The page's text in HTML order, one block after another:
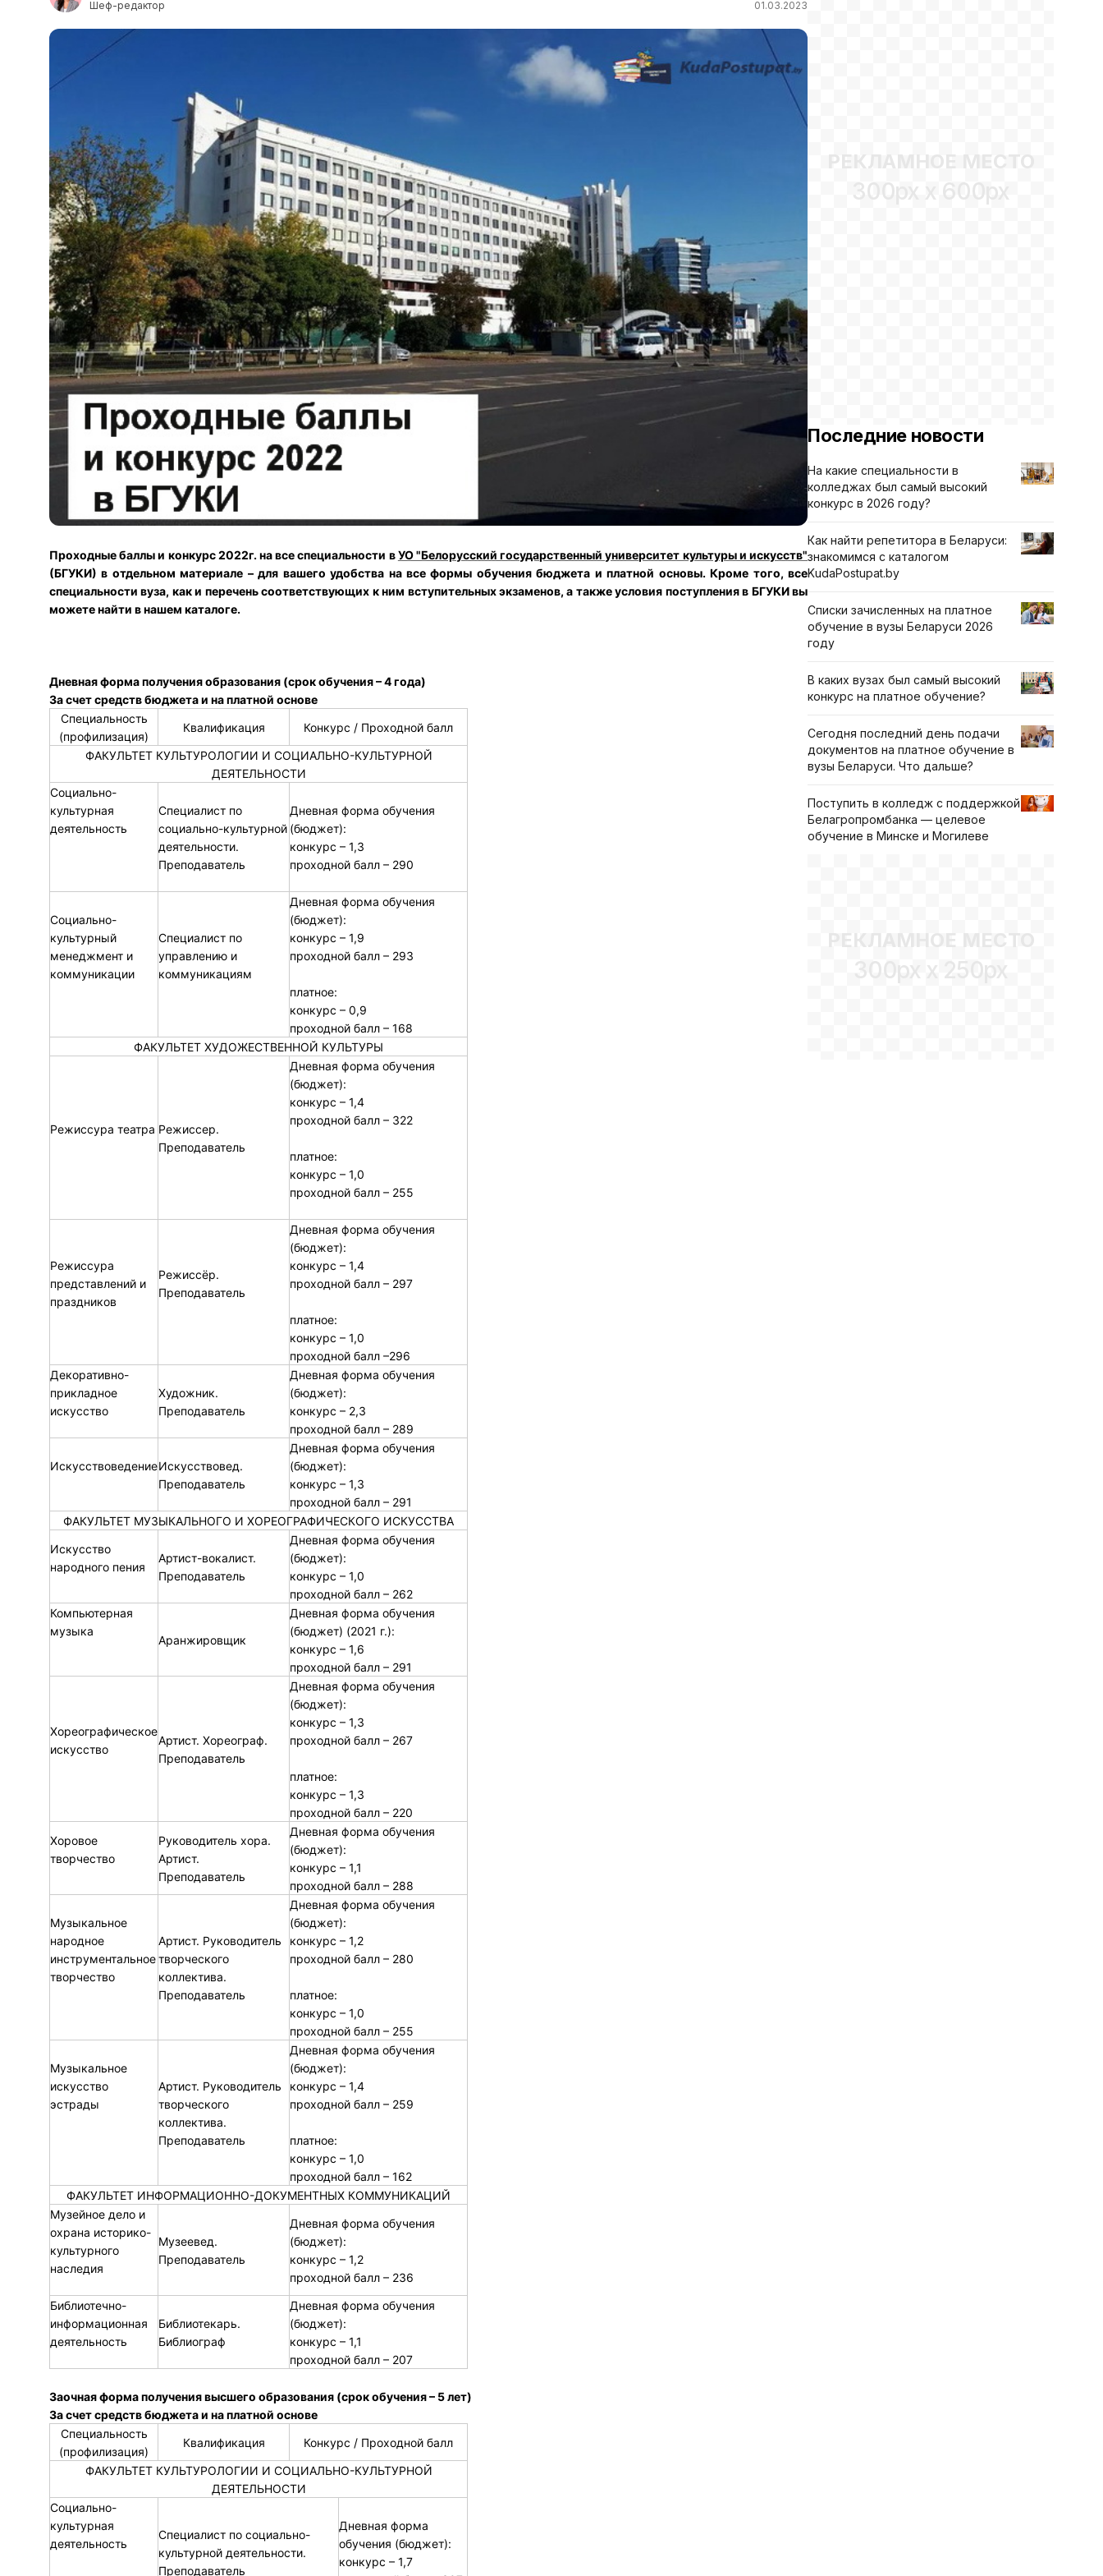
Шеф-редактор 01.03.2023
Проходные баллы и конкурс 2022г. на все специальности вУО "Белорусский государственный университет культуры и искусств"
(БГУКИ) в отдельном материале – для вашего удобства на все формы обучения бюджета и платной основы. Кроме того, все
специальности вуза, как и перечень соответствующих к ним вступительных экзаменов, а также условия поступления в БГУКИ вы
можете найти в нашем каталоге.
Дневная форма получения образования (срок обучения – 4 года)
За счет средств бюджета и на платной основе
Специальность
(профилизация)
Квалификация
Конкурс / Проходной балл
ФАКУЛЬТЕТ КУЛЬТУРОЛОГИИ И СОЦИАЛЬНО-КУЛЬТУРНОЙ
ДЕЯТЕЛЬНОСТИ
Социально-
культурная
деятельность
Специалист по
социально-культурной
деятельности.
Преподаватель
Дневная форма обучения
(бюджет):
конкурс – 1,3
проходной балл – 290
Социально-
культурный
менеджмент и
коммуникации
Специалист по
управлению и
коммуникациям
Дневная форма обучения
(бюджет):
конкурс – 1,9
проходной балл – 293
платное:
конкурс – 0,9
проходной балл – 168
ФАКУЛЬТЕТ ХУДОЖЕСТВЕННОЙ КУЛЬТУРЫ
Режиссура театра Режиссер.
Преподаватель
Дневная форма обучения
(бюджет):
конкурс – 1,4
проходной балл – 322
платное:
конкурс – 1,0
проходной балл – 255
Режиссура
представлений и
праздников
Режиссёр.
Преподаватель
Дневная форма обучения
(бюджет):
конкурс – 1,4
проходной балл – 297
платное:
конкурс – 1,0
проходной балл –296
Декоративно-
прикладное
искусство
Художник.
Преподаватель
Дневная форма обучения
(бюджет):
конкурс – 2,3
проходной балл – 289
ИскусствоведениеИскусствовед.
Преподаватель
Дневная форма обучения
(бюджет):
конкурс – 1,3
проходной балл – 291
ФАКУЛЬТЕТ МУЗЫКАЛЬНОГО И ХОРЕОГРАФИЧЕСКОГО ИСКУССТВА
Искусство
народного пения
Артист-вокалист.
Преподаватель
Дневная форма обучения
(бюджет):
конкурс – 1,0
проходной балл – 262
Компьютерная
музыка
Аранжировщик
Дневная форма обучения
(бюджет) (2021 г.):
конкурс – 1,6
проходной балл – 291
Хореографическое
искусство
Артист. Хореограф.
Преподаватель
Дневная форма обучения
(бюджет):
конкурс – 1,3
проходной балл – 267
платное:
конкурс – 1,3
проходной балл – 220
Хоровое
творчество
Руководитель хора.
Артист.
Преподаватель
Дневная форма обучения
(бюджет):
конкурс – 1,1
проходной балл – 288
Музыкальное
народное
инструментальное
творчество
Артист. Руководитель
творческого
коллектива.
Преподаватель
Дневная форма обучения
(бюджет):
конкурс – 1,2
проходной балл – 280
платное:
конкурс – 1,0
проходной балл – 255
Музыкальное
искусство
эстрады
Артист. Руководитель
творческого
коллектива.
Преподаватель
Дневная форма обучения
(бюджет):
конкурс – 1,4
проходной балл – 259
платное:
конкурс – 1,0
проходной балл – 162
ФАКУЛЬТЕТ ИНФОРМАЦИОННО-ДОКУМЕНТНЫХ КОММУНИКАЦИЙ
Музейное дело и
охрана историко-
культурного
наследия
Музеевед.
Преподаватель
Дневная форма обучения
(бюджет):
конкурс – 1,2
проходной балл – 236
Библиотечно-
информационная
деятельность
Библиотекарь.
Библиограф
Дневная форма обучения
(бюджет):
конкурс – 1,1
проходной балл – 207
Заочная форма получения высшего образования (срок обучения – 5 лет)
За счет средств бюджета и на платной основе
Специальность
(профилизация)
Квалификация
Конкурс / Проходной балл
ФАКУЛЬТЕТ КУЛЬТУРОЛОГИИ И СОЦИАЛЬНО-КУЛЬТУРНОЙ
ДЕЯТЕЛЬНОСТИ
Социально-
культурная
деятельность
Специалист по социально-
культурной деятельности.
Преподаватель
Дневная форма
обучения (бюджет):
конкурс – 1,7
РЕКЛАМНОЕ МЕСТО
300px x 600px
Последние новости
На какие специальности в
колледжах был самый высокий
конкурс в 2026 году?
Как найти репетитора в Беларуси:
знакомимся с каталогом
KudaPostupat.by
Списки зачисленных на платное
обучение в вузы Беларуси 2026
году
В каких вузах был самый высокий
конкурс на платное обучение?
Сегодня последний день подачи
документов на платное обучение в
вузы Беларуси. Что дальше?
Поступить в колледж с поддержкой
Белагропромбанка — целевое
обучение в Минске и Могилеве
РЕКЛАМНОЕ МЕСТО
300px x 250px